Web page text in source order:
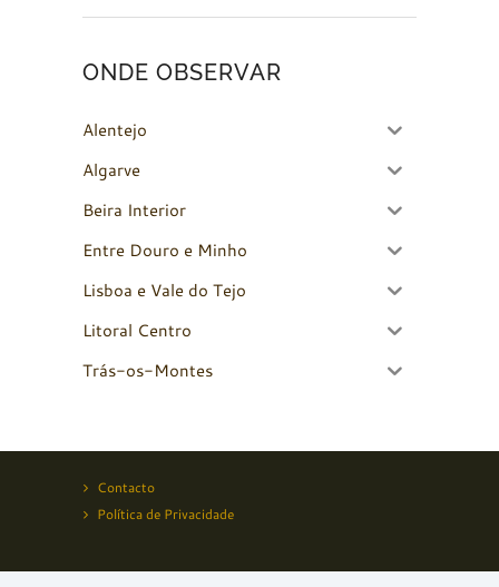
ONDE OBSERVAR
Alentejo
Algarve
Beira Interior
Entre Douro e Minho
Lisboa e Vale do Tejo
Litoral Centro
Trás-os-Montes
Contacto
Política de Privacidade